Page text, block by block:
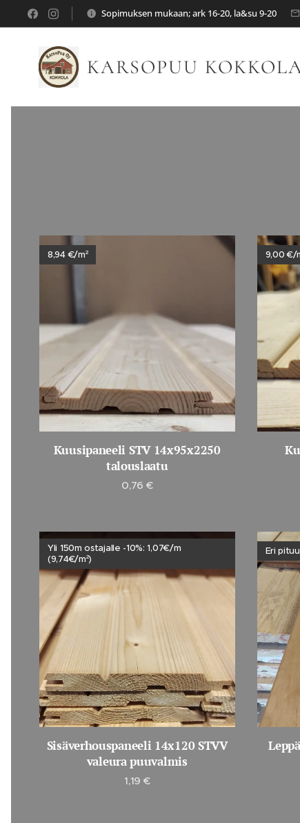
Sopimuksen mukaan; ark 16-20, la&su 9-20
KARSOPUU
Kuusipaneeli STV 14x95x2250
talouslaatu
8,94 €/m²
0,76 €
9,00 €/
Sisäverhouspaneeli 14x120 STVV
valeura puuvalmis
Yli 150m ostajalle -10%: 1,07€/m
(9,74€/m²)
1,19 €
Eri